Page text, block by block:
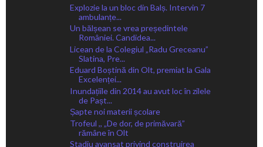
Explozie la un bloc din Balș. Intervin 7
ambulanțe...
Un bălșean se vrea președintele
României. Candidea...
Licean de la Colegiul „Radu Greceanu”
Slatina, Pre...
Eduard Boștină din Olt, premiat la Gala
Excelenței...
Inundațiile din 2014 au avut loc în zilele
de Pașt...
Șapte noi materii școlare
Trofeul ,, „De dor, de primăvară”
rămâne în Olt
Stadiu avansat privind construirea